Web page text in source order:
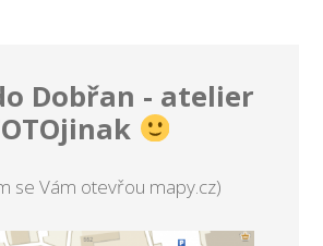
Dobřan - atelier
se Vám otevřou mapy.cz)